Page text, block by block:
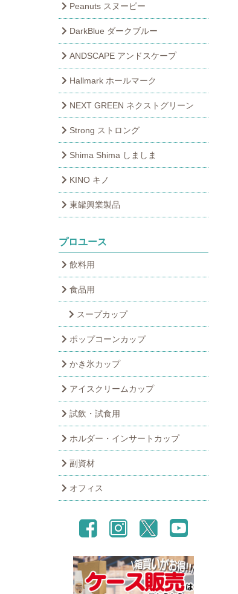
Peanuts スヌーピー
DarkBlue ダークブルー
ANDSCAPE アンドスケープ
Hallmark ホールマーク
NEXT GREEN ネクストグリーン
Strong ストロング
Shima Shima しましま
KINO キノ
東罐興業製品
プロユース
飲料用
食品用
スープカップ
ポップコーンカップ
かき氷カップ
アイスクリームカップ
試飲・試食用
ホルダー・インサートカップ
副資材
オフィス